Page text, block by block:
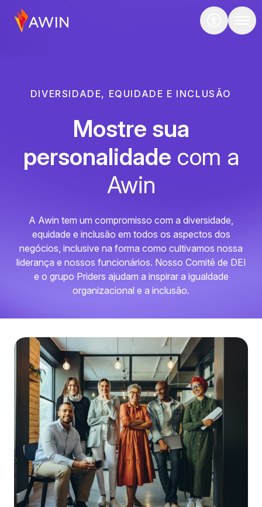
DIVERSIDADE, EQUIDADE E INCLUSÃO
Mostre sua
personalidade com a
Awin
A Awin tem um compromisso com a diversidade,
equidade e inclusão em todos os aspectos dos
negócios, inclusive na forma como cultivamos nossa
liderança e nossos funcionários. Nosso Comitê de DEI
e o grupo Priders ajudam a inspirar a igualdade
organizacional e a inclusão.